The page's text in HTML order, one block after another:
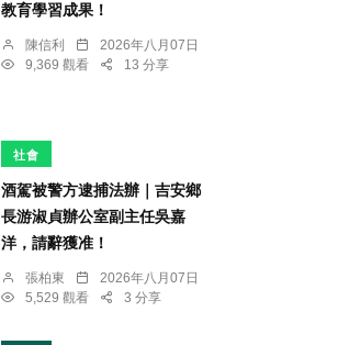
教育學習成果！
陳信利
2026年八月07日
9,369 觀看
13 分享
社會
酒駕被警方逮捕法辦｜吉安鄉
長游淑貞辦公室副主任吳嘉
洋，請辭獲准！
張柏東
2026年八月07日
5,529 觀看
3 分享